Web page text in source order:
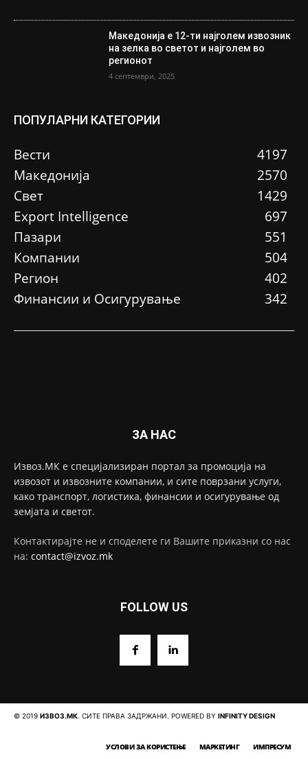
Македонија е 12-ти најголем извозник
на зелка во светот и најголем во
регионот
4 септември, 2025
ПОПУЛАРНИ КАТЕГОРИИ
Вести
4197
Македонија
2570
Свет
1429
Еxport Intelligence
697
Пазари
551
Компании
504
Регион
402
Финансии и Осигурување
342
ЗА НАС
Извоз.МК е специјализиран портал за промоција на
извозот и извозните компании, и сите поврзани услуги,
како транспорт, логистика, финансии и осигурување од
земјата и светот.
Контактирајте не и споделете ги Вашите приказни со нас
на: contact@izvoz.mk
FOLLOW US
© 2019 ИЗВОЗ.МК. СИТЕ ПРАВА ЗАДРЖАНИ. POWERED BY INFINITY DESIGN
УСЛОВИ ЗА КОРИСТЕЊЕ МАРКЕТИНГ ИМПРЕСУМ